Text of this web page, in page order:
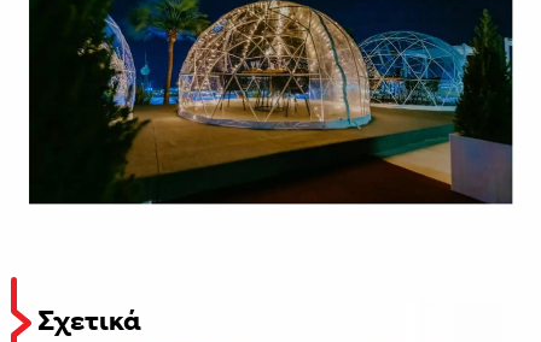
Σχετικά